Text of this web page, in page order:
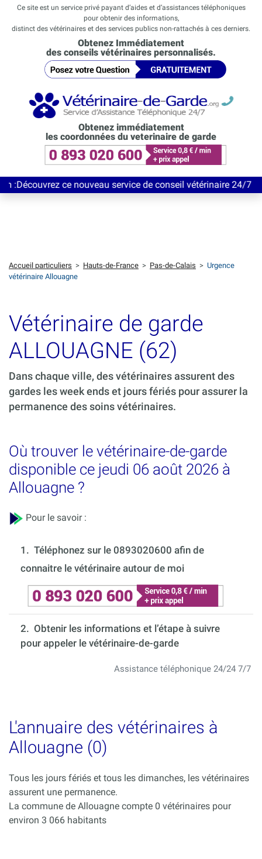
Ce site est un service privé payant d’aides et d’assistances téléphoniques
pour obtenir des informations,
distinct des vétérinaires et des services publics non-rattachés à ces derniers.
Obtenez Immédiatement
des conseils vétérinaires personnalisés.
Obtenez immédiatement
les coordonnées du veterinaire de garde
ce nouveau service de conseil vétérinaire 24/7
Accueil particuliers > Hauts-de-France > Pas-de-Calais > Urgence
vétérinaire Allouagne
Vétérinaire de garde
ALLOUAGNE (62)
Dans chaque ville, des vétérinaires assurent des
gardes les week ends et jours fériés pour assurer la
permanence des soins vétérinaires.
Où trouver le vétérinaire-de-garde
disponible ce jeudi 06 août 2026 à
Allouagne ?
Pour le savoir :
1. Téléphonez sur le 0893020600 afin de
connaitre le vétérinaire autour de moi
2. Obtenir les informations et l’étape à suivre
pour appeler le vétérinaire-de-garde
Assistance téléphonique 24/24 7/7
L'annuaire des vétérinaires à
Allouagne (0)
Tous les jours fériés et tous les dimanches, les vétérinaires
assurent une permanence.
La commune de Allouagne compte 0 vétérinaires pour
environ 3 066 habitants